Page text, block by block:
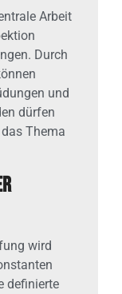
Arbeit
Durch
und
dürfen
Thema
wird
definierte